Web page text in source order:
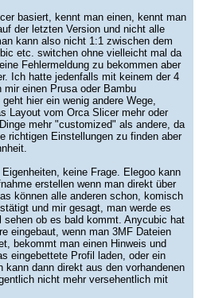
basiert, kennt man einen, kennt man
der letzten Version und nicht alle
kann also nicht 1:1 zwischen dem
etc. switchen ohne vielleicht mal da
Fehlermeldung zu bekommen aber
Ich hatte jedenfalls mit keinem der 4
einen Prusa oder Bambu
hier ein wenig andere Wege,
Layout vom Orca Slicer mehr oder
mehr "customized" als andere, da
richtigen Einstellungen zu finden aber
keine Frage. Elegoo kann
erstellen wenn man direkt über
können alle anderen schon, komisch
und mir gesagt, man werde es
ob es bald kommt. Anycubic hat
eingebaut, wenn man 3MF Dateien
bekommt man einen Hinweis und
eingebettete Profil laden, oder ein
kann dann direkt aus den vorhandenen
nicht mehr versehentlich mit